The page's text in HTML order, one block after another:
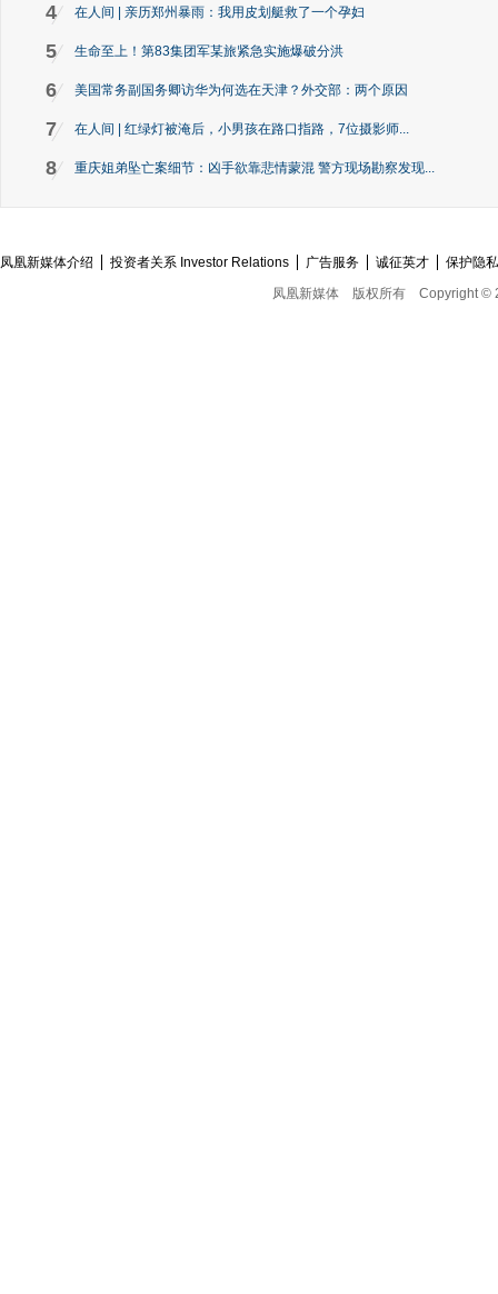
4 在人间 | 亲历郑州暴雨：我用皮划艇救了一个孕妇
5 生命至上！第83集团军某旅紧急实施爆破分洪
6 美国常务副国务卿访华为何选在天津？外交部：两个原因
7 在人间 | 红绿灯被淹后，小男孩在路口指路，7位摄影师...
8 重庆姐弟坠亡案细节：凶手欲靠悲情蒙混 警方现场勘察发现...
凤凰新媒体介绍 投资者关系 Investor Relations 广告服务 诚征英才
保护隐
凤凰新媒体
版权所有 Copyright ©